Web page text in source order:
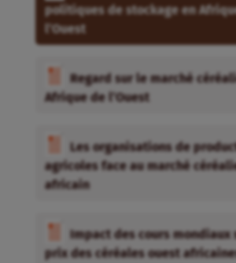
politiques de stockage en
l’Ouest
Regard sur le marché
Afrique de l’Ouest
Les organisations de
agricoles face au marché
africain
Impact des cours mondiaux
prix des céréales ouest